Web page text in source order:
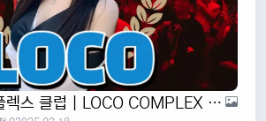
호치민 로코 컴플렉스 클럽 | LOCO COMPLEX | 1군